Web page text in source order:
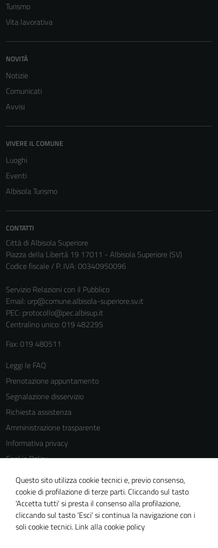
Turismo
Vita lavorativa
NOVITÀ
Notizie
Comunicati
Avvisi
VIVERE IL COMUNE
Luoghi
Eventi
Albisola Turismo
CONTATTI
Città di Albisola Superiore
Piazza della Libertà 19 17011 - Albisola Superiore (SV)
Codice fiscale / P. IVA: 00340950096
Servizio Relazioni con il Pubblico
Email: urp@comune.albisola-superiore.sv.it
PEC: protocollo@pec.albisup.it
Centralino unico: 019 482295
Fax: 019 480511
Leggi le FAQ
Prenotazione appuntamento
Segnalazione disservizio
Richiesta assistenza
Amministrazione trasparente
Informativa privacy
Cookie Policy
Note legali
Dichiarazione di accessibilità
Piano di miglioramento del sito
Statistiche sito web
Questo sito utilizza cookie tecnici e, previo consenso,
cookie di profilazione di terze parti. Cliccando sul tasto
'Accetta tutti' si presta il consenso alla profilazione,
cliccando sul tasto 'Esci' si continua la navigazione con i
soli cookie tecnici. Link alla cookie policy
funzionamento
disabilitati.
Questi cookie
personali.